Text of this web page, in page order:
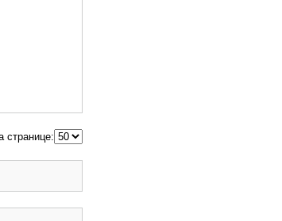
странице: